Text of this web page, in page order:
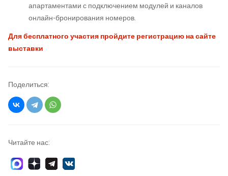
апартаментами с подключением модулей и каналов
онлайн-бронирования номеров.
Для бесплатного участия пройдитерегистрацию на сайте
выставки
Поделиться:
Читайте нас: